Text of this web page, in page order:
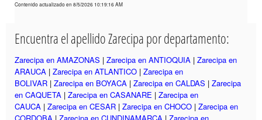
Contenido actualizado en 8/5/2026 10:19:16 AM
Encuentra el apellido Zarecipa por departamento:
Zarecipa en AMAZONAS | Zarecipa en ANTIOQUIA | Zarecipa en
ARAUCA | Zarecipa en ATLANTICO | Zarecipa en
BOLIVAR | Zarecipa en BOYACA | Zarecipa en CALDAS | Zarecipa
en CAQUETA | Zarecipa en CASANARE | Zarecipa en
CAUCA | Zarecipa en CESAR | Zarecipa en CHOCO | Zarecipa en